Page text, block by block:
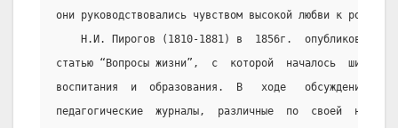
они руководствовались чувством высокой любви к родине
Н.И. Пирогов (1810-1881) в  1856г.  опубликовал  в
статью “Вопросы жизни”,  с  которой  началось  широкое
воспитания  и  образования.  В   ходе   обсуждения
педагогические  журналы,  различные  по  своей